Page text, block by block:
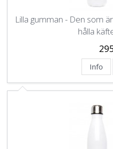
Lilla gumman - Den som
hålla
Info